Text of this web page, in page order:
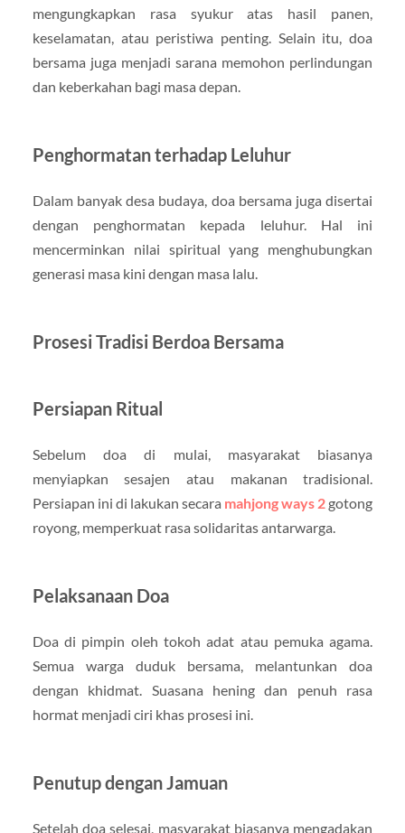
mengungkapkan rasa syukur atas hasil panen,
keselamatan, atau peristiwa penting. Selain itu, doa
bersama juga menjadi sarana memohon perlindungan
dan keberkahan bagi masa depan.
Penghormatan terhadap Leluhur
Dalam banyak desa budaya, doa bersama juga disertai
dengan penghormatan kepada leluhur. Hal ini
mencerminkan nilai spiritual yang menghubungkan
generasi masa kini dengan masa lalu.
Prosesi Tradisi Berdoa Bersama
Persiapan Ritual
Sebelum doa di mulai, masyarakat biasanya
menyiapkan sesajen atau makanan tradisional.
Persiapan ini di lakukan secara mahjong ways 2 gotong
royong, memperkuat rasa solidaritas antarwarga.
Pelaksanaan Doa
Doa di pimpin oleh tokoh adat atau pemuka agama.
Semua warga duduk bersama, melantunkan doa
dengan khidmat. Suasana hening dan penuh rasa
hormat menjadi ciri khas prosesi ini.
Penutup dengan Jamuan
Setelah doa selesai, masyarakat biasanya mengadakan